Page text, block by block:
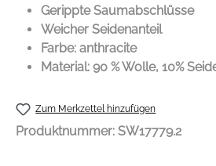
Gerippte Saumabschlüsse
Weicher Seidenanteil
Farbe: anthracite
Material: 90 % Wolle, 10%
Zum Merkzettel hinzufügen
Produktnummer: SW17779.2